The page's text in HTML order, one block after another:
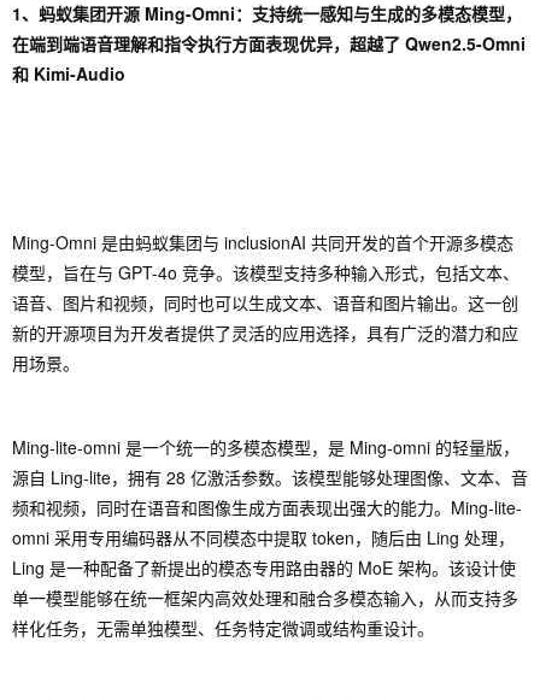
1、蚂蚁集团开源 Ming-Omni：支持统一感知与生成的多模态模型，
在端到端语音理解和指令执行方面表现优异，超越了 Qwen2.5-Omni
和 Kimi-Audio
Ming-Omni 是由蚂蚁集团与 inclusionAI 共同开发的首个开源多模态
模型，旨在与 GPT-4o 竞争。该模型支持多种输入形式，包括文本、
语音、图片和视频，同时也可以生成文本、语音和图片输出。这一创
新的开源项目为开发者提供了灵活的应用选择，具有广泛的潜力和应
用场景。
Ming-lite-omni 是一个统一的多模态模型，是 Ming-omni 的轻量版，
源自 Ling-lite，拥有 28 亿激活参数。该模型能够处理图像、文本、音
频和视频，同时在语音和图像生成方面表现出强大的能力。Ming-lite-
omni 采用专用编码器从不同模态中提取 token，随后由 Ling 处理，
Ling 是一种配备了新提出的模态专用路由器的 MoE 架构。该设计使
单一模型能够在统一框架内高效处理和融合多模态输入，从而支持多
样化任务，无需单独模型、任务特定微调或结构重设计。